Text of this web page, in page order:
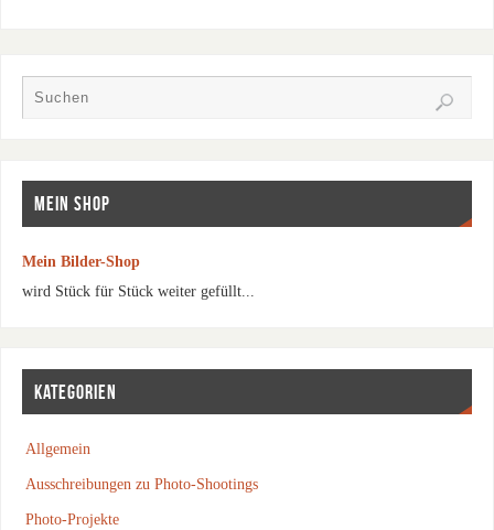
MEIN SHOP
Mein Bilder-Shop
wird Stück für Stück weiter gefüllt...
KATEGORIEN
Allgemein
Ausschreibungen zu Photo-Shootings
Photo-Projekte